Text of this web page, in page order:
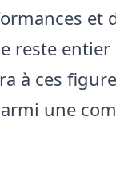
et
reste entier
à ces
une